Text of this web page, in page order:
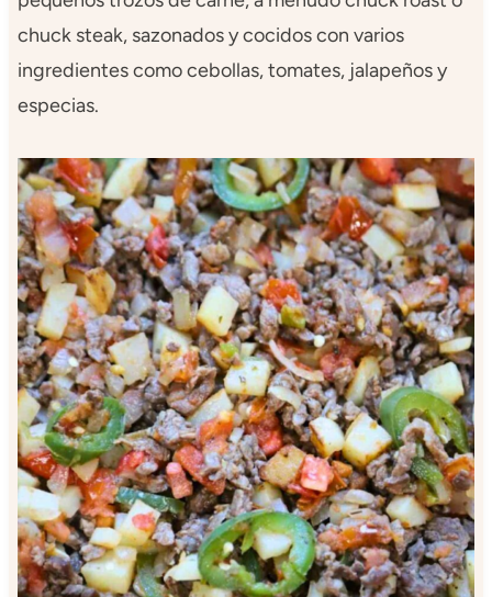
chuck steak, sazonados y cocidos con varios
ingredientes como cebollas, tomates, jalapeños y
especias.